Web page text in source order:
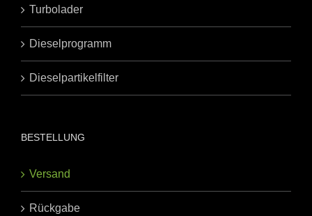
Turbolader
Dieselprogramm
Dieselpartikelfilter
BESTELLUNG
Versand
Rückgabe